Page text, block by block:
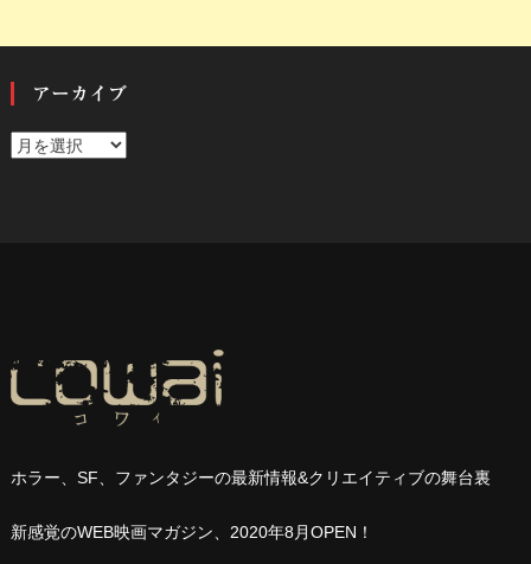
アーカイブ
ア
ホラー、SF 、ファンタジーの最新情報&クリエイティブの舞台裏
新感覚のWEB映画マガジン、 2020年8 月OPEN ！